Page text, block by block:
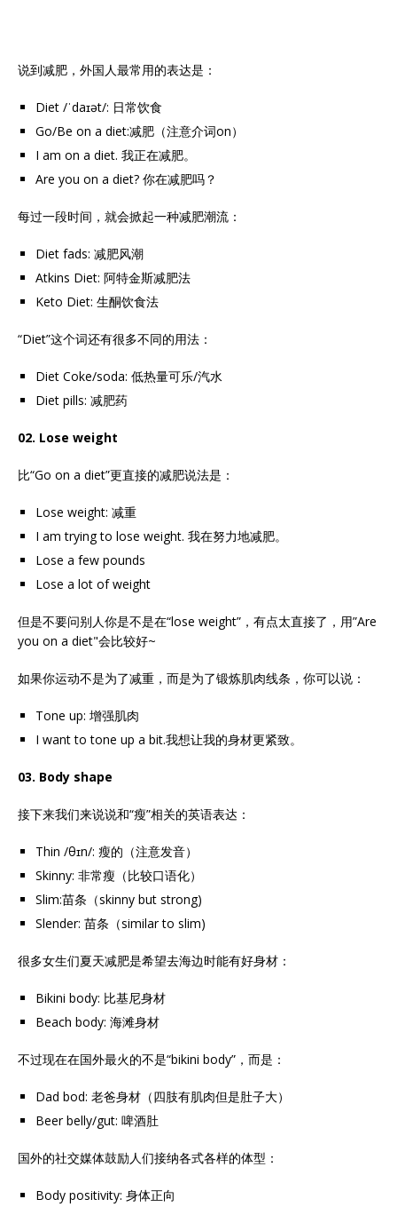
说到减肥，外国人最常用的表达是：
Diet /ˈdaɪət/: 日常饮食
Go/Be on a diet:减肥（注意介词on）
I am on a diet. 我正在减肥。
Are you on a diet? 你在减肥吗？
每过一段时间，就会掀起一种减肥潮流：
Diet fads: 减肥风潮
Atkins Diet: 阿特金斯减肥法
Keto Diet: 生酮饮食法
“Diet”这个词还有很多不同的用法：
Diet Coke/soda: 低热量可乐/汽水
Diet pills: 减肥药
02. Lose weight
比“Go on a diet”更直接的减肥说法是：
Lose weight: 减重
I am trying to lose weight. 我在努力地减肥。
Lose a few pounds
Lose a lot of weight
但是不要问别人你是不是在“lose weight”，有点太直接了，用”Are
you on a diet"会比较好~
如果你运动不是为了减重，而是为了锻炼肌肉线条，你可以说：
Tone up: 增强肌肉
I want to tone up a bit.我想让我的身材更紧致。
03. Body shape
接下来我们来说说和“瘦”相关的英语表达：
Thin /θɪn/: 瘦的（注意发音）
Skinny: 非常瘦（比较口语化）
Slim:苗条（skinny but strong)
Slender: 苗条（similar to slim)
很多女生们夏天减肥是希望去海边时能有好身材：
Bikini body: 比基尼身材
Beach body: 海滩身材
不过现在在国外最火的不是“bikini body”，而是：
Dad bod: 老爸身材（四肢有肌肉但是肚子大）
Beer belly/gut: 啤酒肚
国外的社交媒体鼓励人们接纳各式各样的体型：
Body positivity: 身体正向